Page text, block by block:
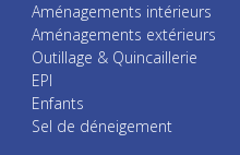
Aménagements intérieurs
Aménagements extérieurs
Outillage & Quincaillerie
EPI
Enfants
Sel de déneigement